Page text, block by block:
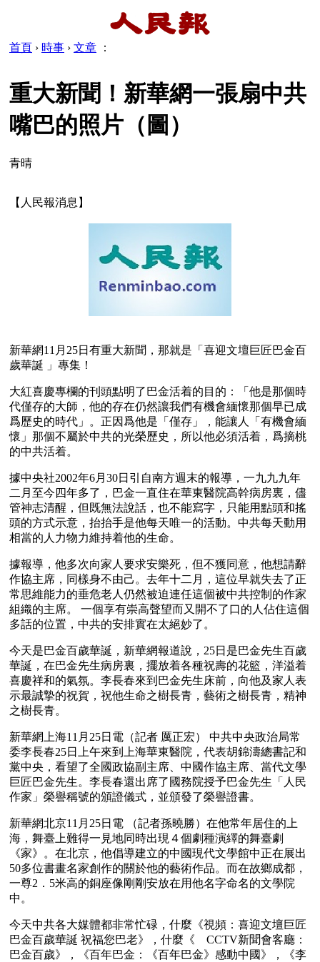
首頁 › 時事 › 文章 ：
重大新聞！新華網一張扇中共
嘴巴的照片（圖）
青晴
【人民報消息】
新華網11月25日有重大新聞，那就是「喜迎文壇巨匠巴金百
歲華誕 」專集！
大紅喜慶專欄的刊頭點明了巴金活着的目的：「他是那個時
代僅存的大師，他的存在仍然讓我們有機會緬懷那個早已成
爲歷史的時代」。正因爲他是「僅存」，能讓人「有機會緬
懷」那個不屬於中共的光榮歷史，所以他必須活着，爲摘桃
的中共活着。
據中央社2002年6月30日引自南方週末的報導，一九九九年
二月至今四年多了，巴金一直住在華東醫院高幹病房裏，儘
管神志清醒，但既無法說話，也不能寫字，只能用點頭和搖
頭的方式示意，抬抬手是他每天唯一的活動。中共每天動用
相當的人力物力維持着他的生命。
據報導，他多次向家人要求安樂死，但不獲同意，他想請辭
作協主席，同樣身不由己。去年十二月，這位早就失去了正
常思維能力的垂危老人仍然被迫連任這個被中共控制的作家
組織的主席。 一個享有崇高聲望而又開不了口的人佔住這個
多話的位置，中共的安排實在太絕妙了。
今天是巴金百歲華誕，新華網報道說，25日是巴金先生百歲
華誕，在巴金先生病房裏，擺放着各種祝壽的花籃，洋溢着
喜慶祥和的氣氛。李長春來到巴金先生床前，向他及家人表
示最誠摯的祝賀，祝他生命之樹長青，藝術之樹長青，精神
之樹長青。
新華網上海11月25日電（記者 厲正宏） 中共中央政治局常
委李長春25日上午來到上海華東醫院，代表胡錦濤總書記和
黨中央，看望了全國政協副主席、中國作協主席、當代文學
巨匠巴金先生。李長春還出席了國務院授予巴金先生「人民
作家」榮譽稱號的頒證儀式，並頒發了榮譽證書。
新華網北京11月25日電 （記者孫曉勝）在他常年居住的上
海，舞臺上難得一見地同時出現４個劇種演繹的舞臺劇
《家》。在北京，他倡導建立的中國現代文學館中正在展出
50多位書畫名家創作的關於他的藝術作品。而在故鄉成都，
一尊2．5米高的銅座像剛剛安放在用他名字命名的文學院
中。
今天中共各大媒體都非常忙碌，什麼《視頻：喜迎文壇巨匠
巴金百歲華誕 祝福您巴老》，什麼《　CCTV新聞會客廳：
巴金百歲》，《百年巴金：《百年巴金》感動中國》，《李